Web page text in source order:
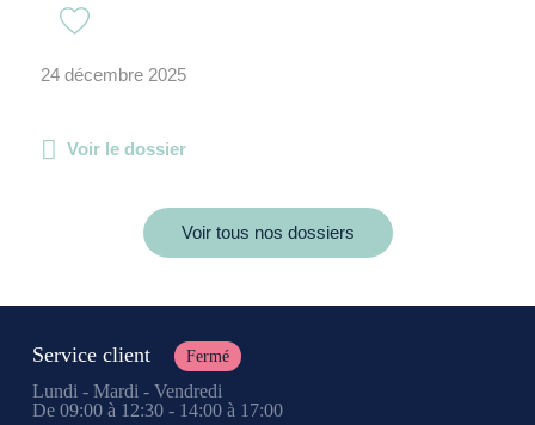
24 décembre 2025
Voir le dossier
Voir tous nos dossiers
Service client Fermé
Lundi - Mardi - Vendredi
De 09:00 à 12:30 - 14:00 à 17:00